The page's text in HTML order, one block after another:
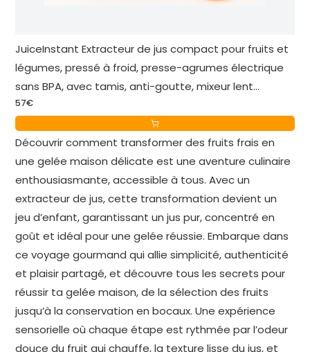
JuiceInstant Extracteur de jus compact pour fruits et
légumes, pressé à froid, presse-agrumes électrique
sans BPA, avec tamis, anti-goutte, mixeur lent
préservant les vitamines (Noir)
57€
Découvrir comment transformer des fruits frais en
une gelée maison délicate est une aventure culinaire
enthousiasmante, accessible à tous. Avec un
extracteur de jus, cette transformation devient un
jeu d’enfant, garantissant un jus pur, concentré en
goût et idéal pour une gelée réussie. Embarque dans
ce voyage gourmand qui allie simplicité, authenticité
et plaisir partagé, et découvre tous les secrets pour
réussir ta gelée maison, de la sélection des fruits
jusqu’à la conservation en bocaux. Une expérience
sensorielle où chaque étape est rythmée par l’odeur
douce du fruit qui chauffe, la texture lisse du jus, et